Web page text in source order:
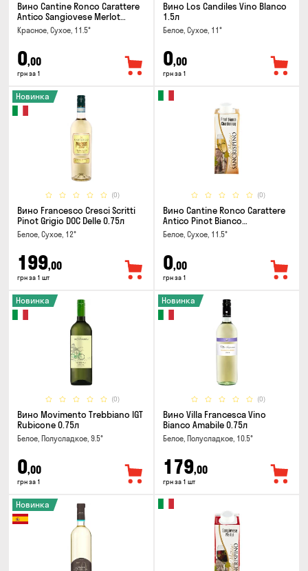
Вино Cantine Ronco Carattere
Antico Sangiovese Merlot
Rubicone IGT 1л
Красное, Сухое, 11.5°
0,00
грн за 1
Вино Los Candiles Vino Blanco
1.5л
Белое, Сухое, 11°
0,00
грн за 1
(0)
Новинка
Вино Francesco Cresci Scritti
Pinot Grigio DOC Delle 0.75л
Белое, Сухое, 12°
199,00
грн за 1 шт
(0)
Вино Cantine Ronco Carattere
Antico Pinot Bianco
Chardonnay Rubicone IGT 0.25л
Белое, Сухое, 11.5°
0,00
грн за 1
(0)
Новинка
Вино Movimento Trebbiano IGT
Rubicone 0.75л
Белое, Полусладкое, 9.5°
0,00
грн за 1
(0)
Новинка
Вино Villa Francesca Vino
Bianco Amabile 0.75л
Белое, Полусладкое, 10.5°
179,00
грн за 1 шт
Новинка